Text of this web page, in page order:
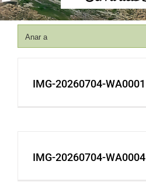
Anar a
IMG-20260704-WA0001
IMG-20260704-WA0004